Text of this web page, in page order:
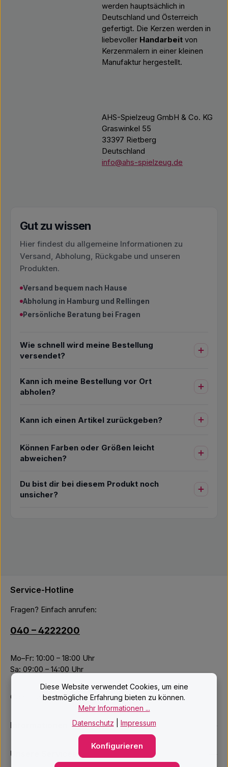
werden hauptsächlich in
Deutschland und Österreich
gefertigt. Die Kerzen werden in
liebevoller Handarbeit von
Kerzenmalern in einer kleinen
Manufaktur hergestellt.
AHS-Spielzeug GmbH & Co. KG
Graswinkel 55
33397 Rietberg
Deutschland
info@ahs-spielzeug.de
Gut zu wissen
Hier findest du allgemeine Informationen zu
Versand, Abholung, Rückgabe und unseren
Produkten.
Versand bequem nach Hause
Abholung in Hamburg und Rellingen
Persönliche Beratung bei Fragen
Wie schnell wird meine Bestellung
versendet?
Kann ich meine Bestellung vor Ort
abholen?
Kann ich einen Artikel zurückgeben?
Können Farben oder Größen leicht
abweichen?
Du bist dir bei diesem Produkt noch
unsicher?
Service-Hotline
Fragen? Einfach anrufen:
040 – 4222200
Mo–Fr: 10:00 – 18:00 Uhr
Sa: 09:00 – 14:00 Uhr
Oder über unserKontaktformular .
Informationen
Unsere Services
Diese Website verwendet Cookies, um eine
bestmögliche Erfahrung bieten zu können.
Mehr Informationen ...
Datenschutz
Impressum
Konfigurieren